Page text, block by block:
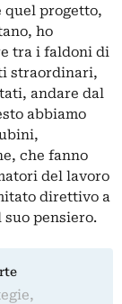
quel progetto,
ho
tra i faldoni di
straordinari,
andare dal
abbiamo
che fanno
del lavoro
direttivo a
pensiero.